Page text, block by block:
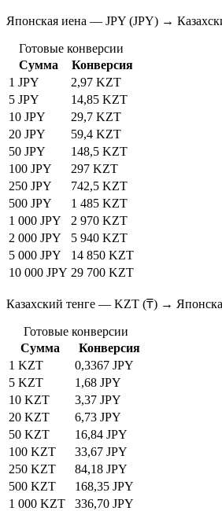
Японская иена — JPY (JPY) →
Готовые конверсии
Сумма
Конверсия
1 JPY
2,97 KZT
5 JPY
14,85 KZT
10 JPY
29,7 KZT
20 JPY
59,4 KZT
50 JPY
148,5 KZT
100 JPY
297 KZT
250 JPY
742,5 KZT
500 JPY
1 485 KZT
1 000 JPY
2 970 KZT
2 000 JPY
5 940 KZT
5 000 JPY
14 850 KZT
10 000 JPY 29 700 KZT
Казахский тенге — KZT (₸) →
Готовые конверсии
Сумма
Конверсия
1 KZT
0,3367 JPY
5 KZT
1,68 JPY
10 KZT
3,37 JPY
20 KZT
6,73 JPY
50 KZT
16,84 JPY
100 KZT
33,67 JPY
250 KZT
84,18 JPY
500 KZT
168,35 JPY
1 000 KZT
336,70 JPY